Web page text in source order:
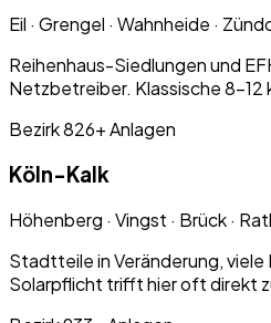
Eil · Grengel · Wahnheide ·
Reihenhaus-Siedlungen und
Netzbetreiber. Klassische 8–12
Bezirk 826+Anlagen
Köln-Kalk
Höhenberg · Vingst · Brück ·
Stadtteile in Veränderung,
Solarpflicht trifft hier oft direkt